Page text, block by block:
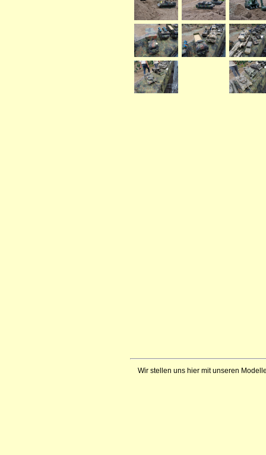
Wir stellen uns hier mit unseren